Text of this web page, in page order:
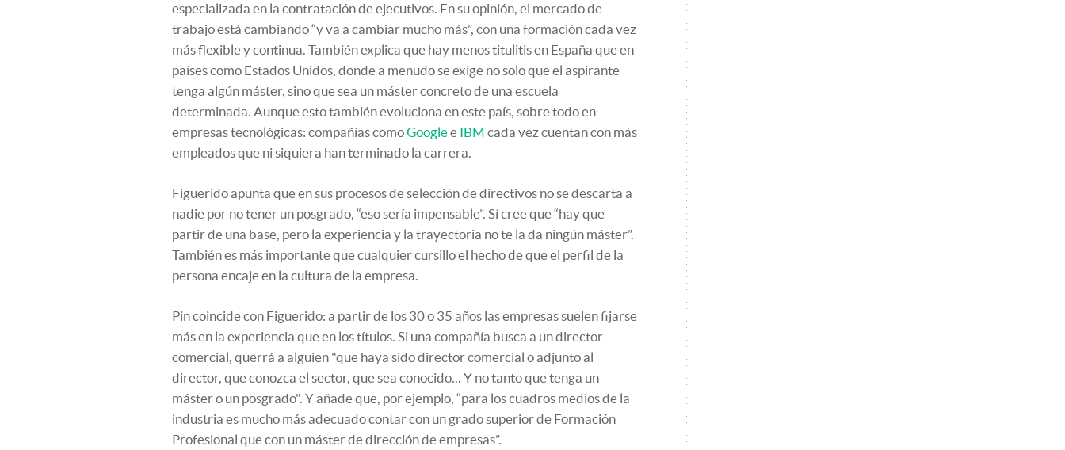
especializada en la contratación de ejecutivos. En su opinión, el mercado de
trabajo está cambiando “y va a cambiar mucho más”, con una formación cada vez
más flexible y continua. También explica que hay menos titulitis en España que en
países como Estados Unidos, donde a menudo se exige no solo que el aspirante
tenga algún máster, sino que sea un máster concreto de una escuela
determinada. Aunque esto también evoluciona en este país, sobre todo en
empresas tecnológicas: compañías comoGooglee IBM cada vez cuentan con más
empleados que ni siquiera han terminado la carrera.
Figuerido apunta que en sus procesos de selección de directivos no se descarta a
nadie por no tener un posgrado, “eso sería impensable”. Sí cree que “hay que
partir de una base, pero la experiencia y la trayectoria no te la da ningún máster”.
También es más importante que cualquier cursillo el hecho de que el perfil de la
persona encaje en la cultura de la empresa.
Pin coincide con Figuerido: a partir de los 30 o 35 años las empresas suelen fijarse
más en la experiencia que en los títulos. Si una compañía busca a un director
comercial, querrá a alguien "que haya sido director comercial o adjunto al
director, que conozca el sector, que sea conocido... Y no tanto que tenga un
máster o un posgrado". Y añade que, por ejemplo, “para los cuadros medios de la
industria es mucho más adecuado contar con un grado superior de Formación
Profesional que con un máster de dirección de empresas”.